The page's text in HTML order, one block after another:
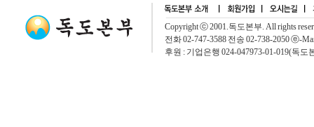
Copyright ⓒ 2001.독도본부. All rights
전화 02-747-3588 전송 02-738-2050 ⓔ-
후원 : 기업은행 024-047973-01-019(독도